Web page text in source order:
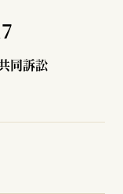
同訴訟